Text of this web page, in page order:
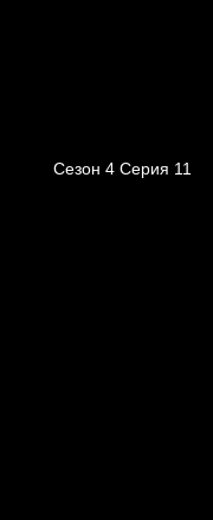
Сезон 4 Серия 11